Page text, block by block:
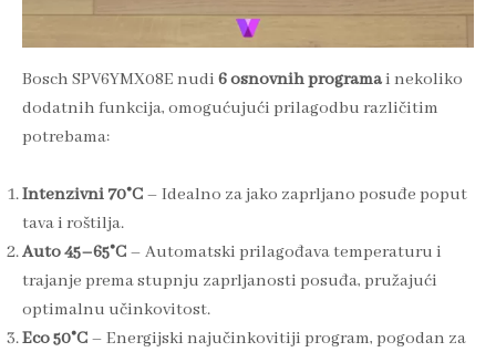
Bosch SPV6YMX08E nudi 6 osnovnih programai nekoliko
dodatnih funkcija, omogućujući prilagodbu različitim
potrebama:
Intenzivni 70°C – Idealno za jako zaprljano posuđe poput
tava i roštilja.
Auto 45–65°C – Automatski prilagođava temperaturu i
trajanje prema stupnju zaprljanosti posuđa, pružajući
optimalnu učinkovitost.
Eco 50°C – Energijski najučinkovitiji program, pogodan za